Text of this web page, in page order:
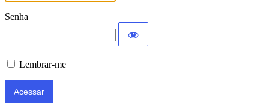
Senha
Lembrar-me